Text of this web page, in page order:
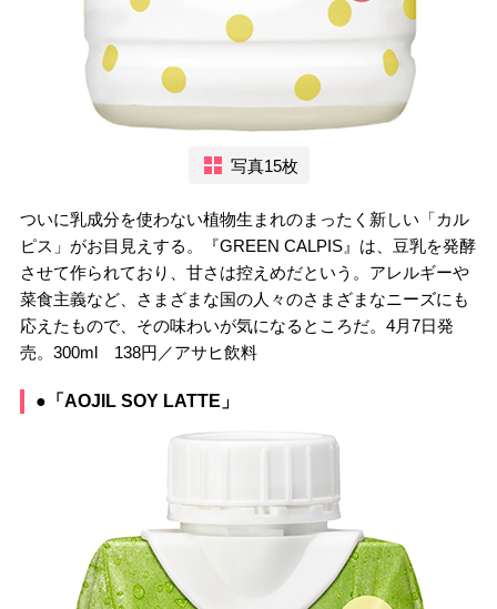
写真15枚
ついに乳成分を使わない植物生まれのまったく新しい「カル
ピス」がお目見えする。『GREEN CALPIS』は、豆乳を発酵
させて作られており、甘さは控えめだという。アレルギーや
菜食主義など、さまざまな国の人々のさまざまなニーズにも
応えたもので、その味わいが気になるところだ。4月7日発
売。300ml 138円／アサヒ飲料
●「AOJIL SOY LATTE」